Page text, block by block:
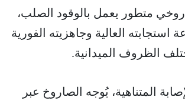
متطور يعمل بالوقود الصلب،
العالية وجاهزيته الفورية
الظروف الميدانية.
المتناهية، يُوجه الصاروخ عبر